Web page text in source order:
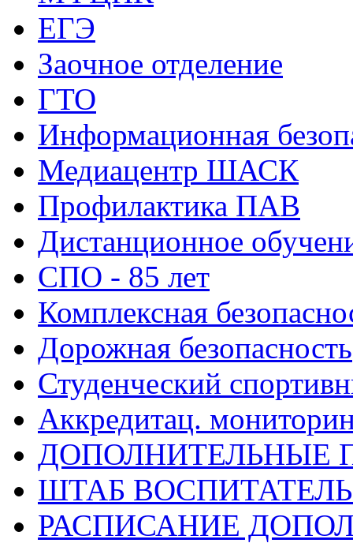
ЕГЭ
Заочное отделение
ГТО
Информационная
Медиацентр ШАСК
Профилактика ПАВ
Дистанционное
СПО - 85 лет
Комплексная
Дорожная безопасность
Студенческий
Аккредитац.
ДОПОЛНИТЕЛЬНЫЕ
ШТАБ
РАСПИСАНИЕ